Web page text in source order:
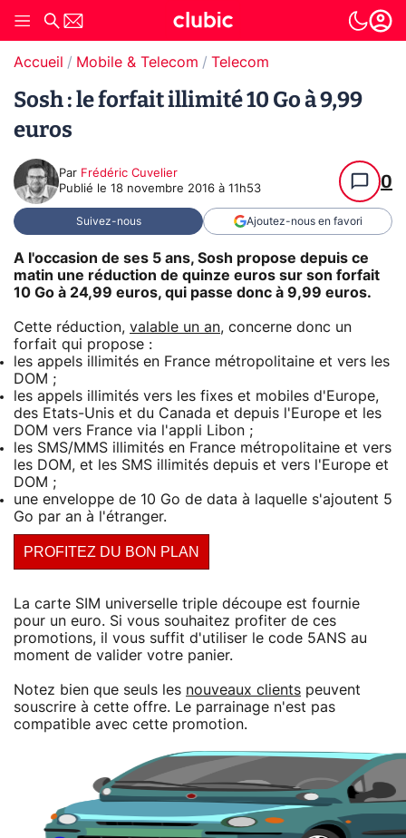
Accueil Mobile & Telecom Telecom
Sosh : le forfait illimité 10 Go à 9,99
euros
Par Frédéric Cuvelier
Publié le 18 novembre 2016 à 11h53 0
Suivez-nous Ajoutez-nous en favori
A l'occasion de ses 5 ans, Sosh propose depuis ce
matin une réduction de quinze euros sur son forfait
10 Go à 24,99 euros, qui passe donc à 9,99 euros.
Cette réduction, valable un an, concerne donc un
forfait qui propose :
les appels illimités en France métropolitaine et vers les
DOM ;
les appels illimités vers les fixes et mobiles d'Europe,
des Etats-Unis et du Canada et depuis l'Europe et les
DOM vers France via l'appli Libon ;
les SMS/MMS illimités en France métropolitaine et vers
les DOM, et les SMS illimités depuis et vers l'Europe et
DOM ;
une enveloppe de 10 Go de data à laquelle s'ajoutent 5
Go par an à l'étranger.
PROFITEZ DU BON PLAN
La carte SIM universelle triple découpe est fournie
pour un euro. Si vous souhaitez profiter de ces
promotions, il vous suffit d'utiliser le code 5ANS au
moment de valider votre panier.
Notez bien que seuls les nouveaux clients peuvent
souscrire à cette offre. Le parrainage n'est pas
compatible avec cette promotion.